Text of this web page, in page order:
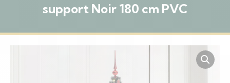
support Noir 180 cm PVC